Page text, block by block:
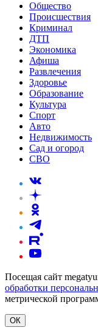
Общество
Происшествия
Криминал
ДТП
Экономика
Афиша
Развлечения
Здоровье
Образование
Культура
Спорт
Авто
Недвижимость
Сад и огород
СВО
Посещая сайт
обработки
метрической
ОК